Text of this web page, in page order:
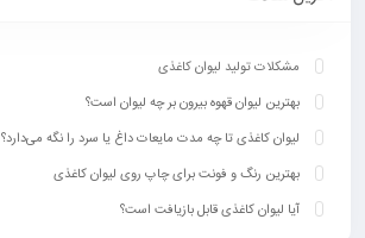
مشکلات تولید لیوان کاغذی
بهترین لیوان قهوه بیرون بر چه لیوان است؟
لیوان کاغذی تا چه مدت مایعات داغ یا سرد را نگه می‌دارد؟
بهترین رنگ‌ و فونت برای چاپ روی لیوان کاغذی
آیا لیوان کاغذی قابل بازیافت است؟